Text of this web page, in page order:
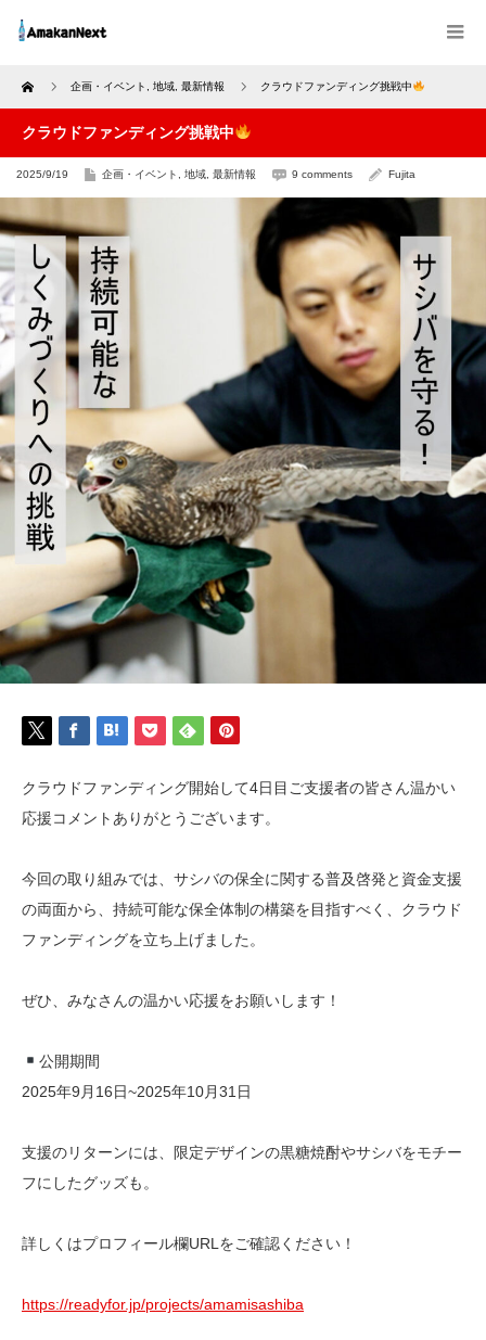
Home 企画・イベント 地域 最新情報 クラウドファンディング挑戦中
クラウドファンディング挑戦中
2025/9/19 企画・イベント 地域 最新情報 9 comments Fujita
クラウドファンディング開始して4日目ご支援者の皆さん温かい
応援コメントありがとうございます。
今回の取り組みでは、サシバの保全に関する普及啓発と資金支援
の両面から、持続可能な保全体制の構築を目指すべく、クラウド
ファンディングを立ち上げました。
ぜひ、みなさんの温かい応援をお願いします！
公開期間
2025年9月16日~2025年10月31日
支援のリターンには、限定デザインの黒糖焼酎やサシバをモチー
フにしたグッズも。
詳しくはプロフィール欄URLをご確認ください！
https://readyfor.jp/projects/amamisashiba